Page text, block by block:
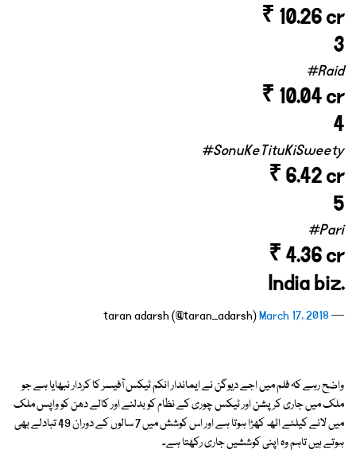
₹ 10.26 cr
3
#Raid
₹ 10.04 cr
4
#SonuKeTituKiSweety
₹ 6.42 cr
5
#Pari
₹ 4.36 cr
India biz.
— taran adarsh (@taran_adarsh)
March 17, 2018
واضح رہے کہ فلم میں اجے دیوگن نے ایماندار انکم ٹیکس آفیسر کا کردار نبھایا ہے جو
ملک میں جاری کرپشن اور ٹیکس چوری کے نظام کو بدلنے اور کالے دھن کو واپس ملک
میں لانے کیلئے اٹھ کھڑا ہوتا ہے اور اس کوشش میں 7 سالوں کے دوران 49 تبادلے بھی
ہوتے ہیں تاہم وہ اپنی کوششیں جاری رکھتا ہے۔